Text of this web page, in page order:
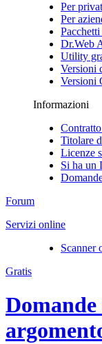
Per
Per
Dr.Web
Utility
Versioni
Versioni
Informazioni
Titolare
Licenze
Si ha un
Forum
Servizi online
Scanner
Gratis